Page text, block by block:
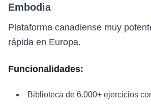
Embodia
Plataforma canadiense muy
rápida en Europa.
Funcionalidades:
Biblioteca de 6.000+ ejercicios